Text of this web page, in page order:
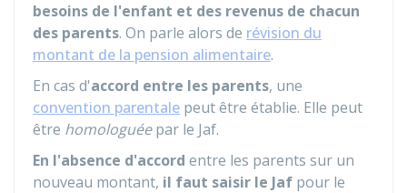
besoins de l'enfant et des revenus de chacun
des parents. On parle alors de révision du
montant de la pension alimentaire.
En cas d'accord entre les parents, une
convention parentale peut être établie. Elle peut
être homologuéepar le Jaf.
En l'absence d'accord entre les parents sur un
nouveau montant, il faut saisir le Jaf pour le